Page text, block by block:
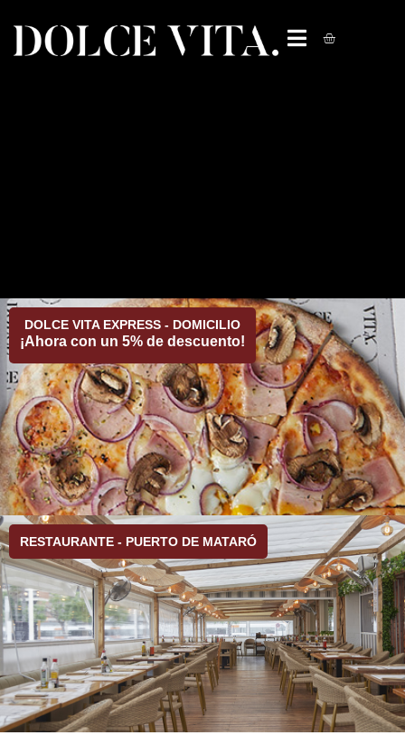
DOLCE VITA EXPRESS - DOMICILIO
¡Ahora con un 5% de descuento!
RESTAURANTE - PUERTO DE MATARÓ